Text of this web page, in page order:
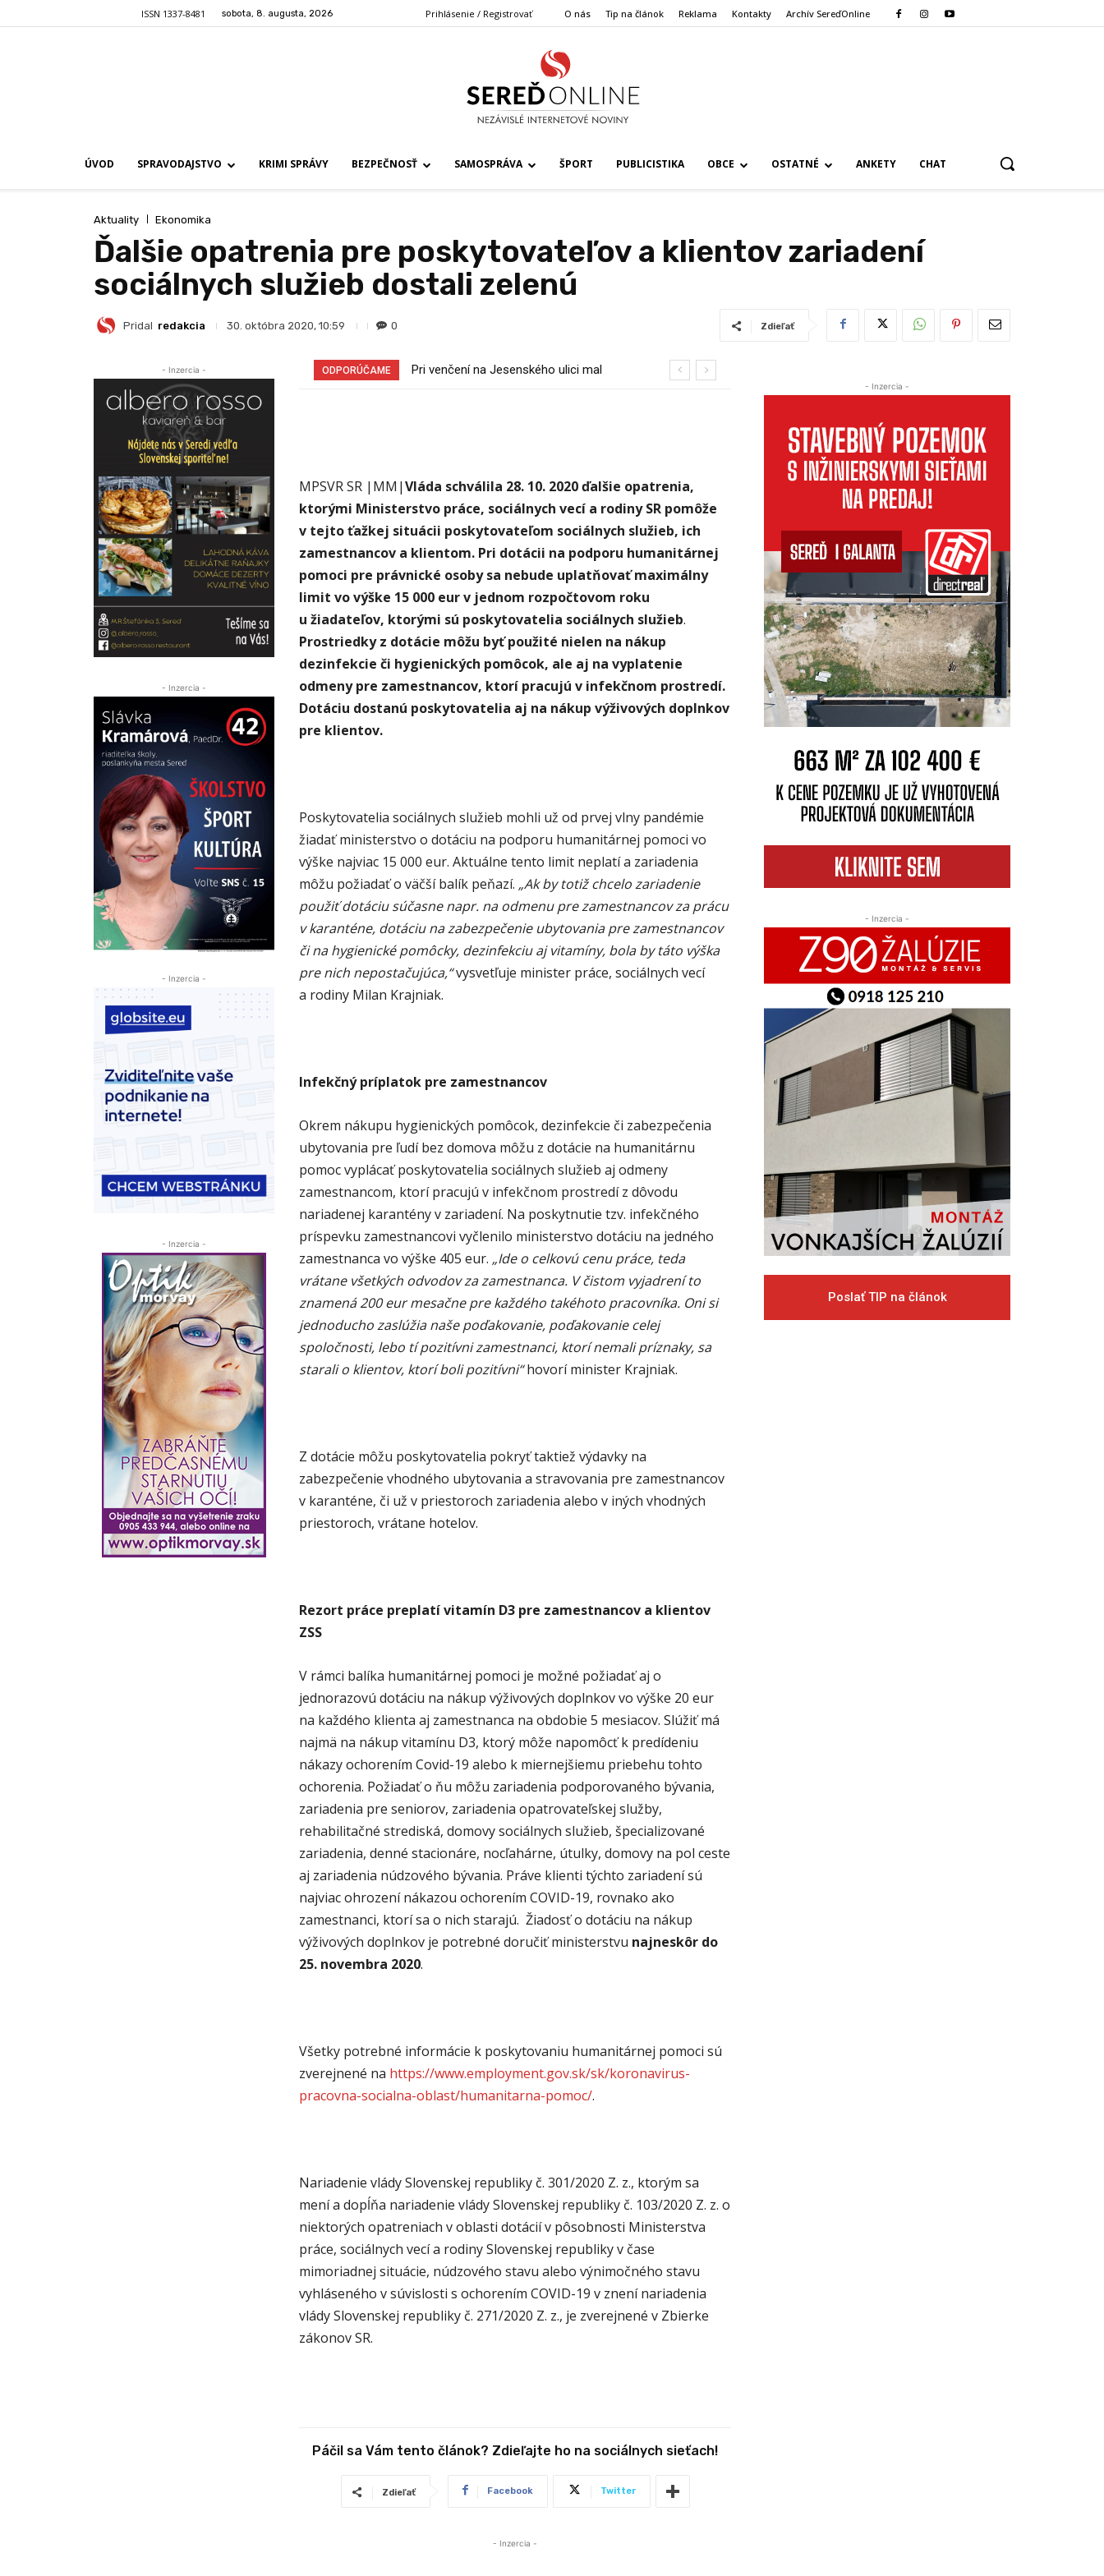
ISSN 1337-8481 sobota, 8. augusta, 2026 Prihlásenie / Registrovať O nás Tip na článok Reklama Kontakty Archív SereďOnline
ÚVOD SPRAVODAJSTVO KRIMI SPRÁVY BEZPEČNOSŤ SAMOSPRÁVA ŠPORT PUBLICISTIKA OBCE OSTATNÉ ANKETY CHAT
Aktuality Ekonomika
Ďalšie opatrenia pre poskytovateľov a klientov zariadení
sociálnych služieb dostali zelenú
Pridal redakcia 30. októbra 2020, 10:59 0 Zdieľať
- Inzercia -
- Inzercia -
- Inzercia -
- Inzercia -
ODPORÚČAME
Pri venčení na Jesenského ulici mal
70 rokov od založenia podniku
MPSVR SR |MM|Vláda schválila 28. 10. 2020 ďalšie opatrenia,
ktorými Ministerstvo práce, sociálnych vecí a rodiny SR pomôže
v tejto ťažkej situácii poskytovateľom sociálnych služieb, ich
zamestnancov a klientom. Pri dotácii na podporu humanitárnej
pomoci pre právnické osoby sa nebude uplatňovať maximálny
limit vo výške 15 000 eur v jednom rozpočtovom roku
u žiadateľov, ktorými sú poskytovatelia sociálnych služieb.
Prostriedky z dotácie môžu byť použité nielen na nákup
dezinfekcie či hygienických pomôcok, ale aj na vyplatenie
odmeny pre zamestnancov, ktorí pracujú v infekčnom prostredí.
Dotáciu dostanú poskytovatelia aj na nákup výživových doplnkov
pre klientov.
Poskytovatelia sociálnych služieb mohli už od prvej vlny pandémie
žiadať ministerstvo o dotáciu na podporu humanitárnej pomoci vo
výške najviac 15 000 eur. Aktuálne tento limit neplatí a zariadenia
môžu požiadať o väčší balík peňazí. „Ak by totiž chcelo zariadenie
použiť dotáciu súčasne napr. na odmenu pre zamestnancov za prácu
v karanténe, dotáciu na zabezpečenie ubytovania pre zamestnancov
či na hygienické pomôcky, dezinfekciu aj vitamíny, bola by táto výška
pre nich nepostačujúca,“vysvetľuje minister práce, sociálnych vecí
a rodiny Milan Krajniak.
Infekčný príplatok pre zamestnancov
Okrem nákupu hygienických pomôcok, dezinfekcie či zabezpečenia
ubytovania pre ľudí bez domova môžu z dotácie na humanitárnu
pomoc vyplácať poskytovatelia sociálnych služieb aj odmeny
zamestnancom, ktorí pracujú v infekčnom prostredí z dôvodu
nariadenej karantény v zariadení. Na poskytnutie tzv. infekčného
príspevku zamestnancovi vyčlenilo ministerstvo dotáciu na jedného
zamestnanca vo výške 405 eur. „Ide o celkovú cenu práce, teda
vrátane všetkých odvodov za zamestnanca. V čistom vyjadrení to
znamená 200 eur mesačne pre každého takéhoto pracovníka. Oni si
jednoducho zaslúžia naše poďakovanie, poďakovanie celej
spoločnosti, lebo tí pozitívni zamestnanci, ktorí nemali príznaky, sa
starali o klientov, ktorí boli pozitívni“hovorí minister Krajniak.
Z dotácie môžu poskytovatelia pokryť taktiež výdavky na
zabezpečenie vhodného ubytovania a stravovania pre zamestnancov
v karanténe, či už v priestoroch zariadenia alebo v iných vhodných
priestoroch, vrátane hotelov.
Rezort práce preplatí vitamín D3 pre zamestnancov a klientov
ZSS
V rámci balíka humanitárnej pomoci je možné požiadať aj o
jednorazovú dotáciu na nákup výživových doplnkov vo výške 20 eur
na každého klienta aj zamestnanca na obdobie 5 mesiacov. Slúžiť má
najmä na nákup vitamínu D3, ktorý môže napomôcť k predídeniu
nákazy ochorením Covid-19 alebo k miernejšiemu priebehu tohto
ochorenia. Požiadať o ňu môžu zariadenia podporovaného bývania,
zariadenia pre seniorov, zariadenia opatrovateľskej služby,
rehabilitačné strediská, domovy sociálnych služieb, špecializované
zariadenia, denné stacionáre, nocľahárne, útulky, domovy na pol ceste
aj zariadenia núdzového bývania. Práve klienti týchto zariadení sú
najviac ohrození nákazou ochorením COVID-19, rovnako ako
zamestnanci, ktorí sa o nich starajú. Žiadosť o dotáciu na nákup
výživových doplnkov je potrebné doručiť ministerstvu najneskôr do
25. novembra 2020.
Všetky potrebné informácie k poskytovaniu humanitárnej pomoci sú
zverejnené na https://www.employment.gov.sk/sk/koronavirus-
pracovna-socialna-oblast/humanitarna-pomoc/.
Nariadenie vlády Slovenskej republiky č. 301/2020 Z. z., ktorým sa
mení a dopĺňa nariadenie vlády Slovenskej republiky č. 103/2020 Z. z. o
niektorých opatreniach v oblasti dotácií v pôsobnosti Ministerstva
práce, sociálnych vecí a rodiny Slovenskej republiky v čase
mimoriadnej situácie, núdzového stavu alebo výnimočného stavu
vyhláseného v súvislosti s ochorením COVID-19 v znení nariadenia
vlády Slovenskej republiky č. 271/2020 Z. z., je zverejnené v Zbierke
zákonov SR.
Páčil sa Vám tento článok? Zdieľajte ho na sociálnych sieťach!
Zdieľať Facebook Twitter
- Inzercia -
- Inzercia -
- Inzercia -
Poslať TIP na článok